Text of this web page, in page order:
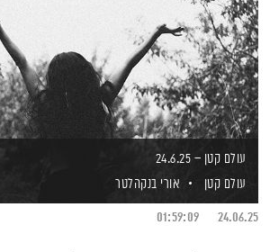
עולם קטן – 24.6.25
עולם קטן
אורי בנקהלטר
24.06.25
01:59:09